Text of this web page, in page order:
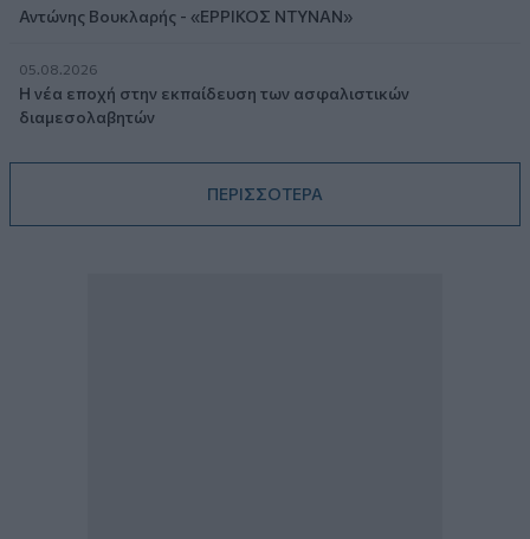
Αντώνης Βουκλαρής - «ΕΡΡΙΚΟΣ ΝΤΥΝΑΝ»
05.08.2026
Η νέα εποχή στην εκπαίδευση των ασφαλιστικών
διαμεσολαβητών
ΠΕΡΙΣΣΟΤΕΡΑ